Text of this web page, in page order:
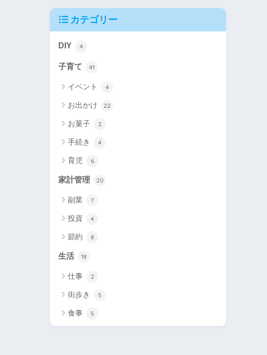
カテゴリー
DIY 4
子育て 41
イベント 4
お出かけ 22
お菓子 2
手続き 4
育児 6
家計管理 20
副業 7
投資 4
節約 8
生活 18
仕事 2
街歩き 5
食事 5